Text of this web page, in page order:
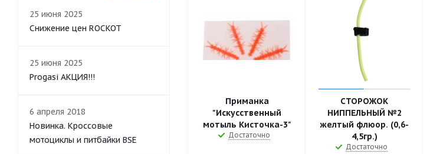
Приманка
"Искусственный
мотыль Кисточка-3"
Достаточно
СТОРОЖОК
НИППЕЛЬНЫЙ №2
желтый флюор. (0,6-
4,5гр.)
Достаточно
25 июня 2025
Снижение цен ROCKOT
25 июня 2025
Progasi АКЦИЯ!!!
6 апреля 2018
Новинка. Кроссовые
мотоциклы и питбайки BSE